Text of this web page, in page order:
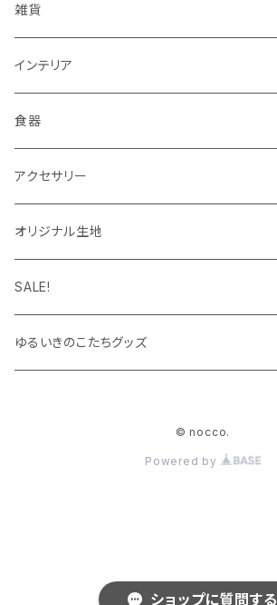
ショップに質問する
ノート・手帳・カレンダー
ラッピングペーパー・封筒
インク
マルチクロス（メガネ拭き）
がま口バッグ
Tシャツ
ワンピース
タイツ・レギンス
靴下
パーカー
キャップ・ハット
キッズサイズ
雑貨
ポーチ
トートバッグ
ケース
キーホルダー
ハンカチ
インテリア
食器
マグカップ
カップ＆ソーサー
アクセサリー
ブローチ
オリジナル生地
オックスフォード
シーチング
SALE!
ゆるいきのこたちグッズ
© nocco.
Powered by